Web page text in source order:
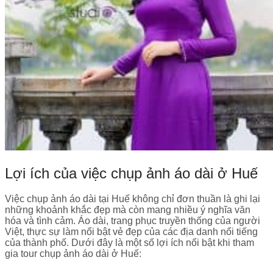
Lợi ích của việc chụp ảnh áo dài ở Huế
Việc chụp ảnh áo dài tại Huế không chỉ đơn thuần là ghi lại
những khoảnh khắc đẹp mà còn mang nhiều ý nghĩa văn
hóa và tình cảm. Áo dài, trang phục truyền thống của người
Việt, thực sự làm nổi bật vẻ đẹp của các địa danh nổi tiếng
của thành phố. Dưới đây là một số lợi ích nổi bật khi tham
gia tour chụp ảnh áo dài ở Huế: